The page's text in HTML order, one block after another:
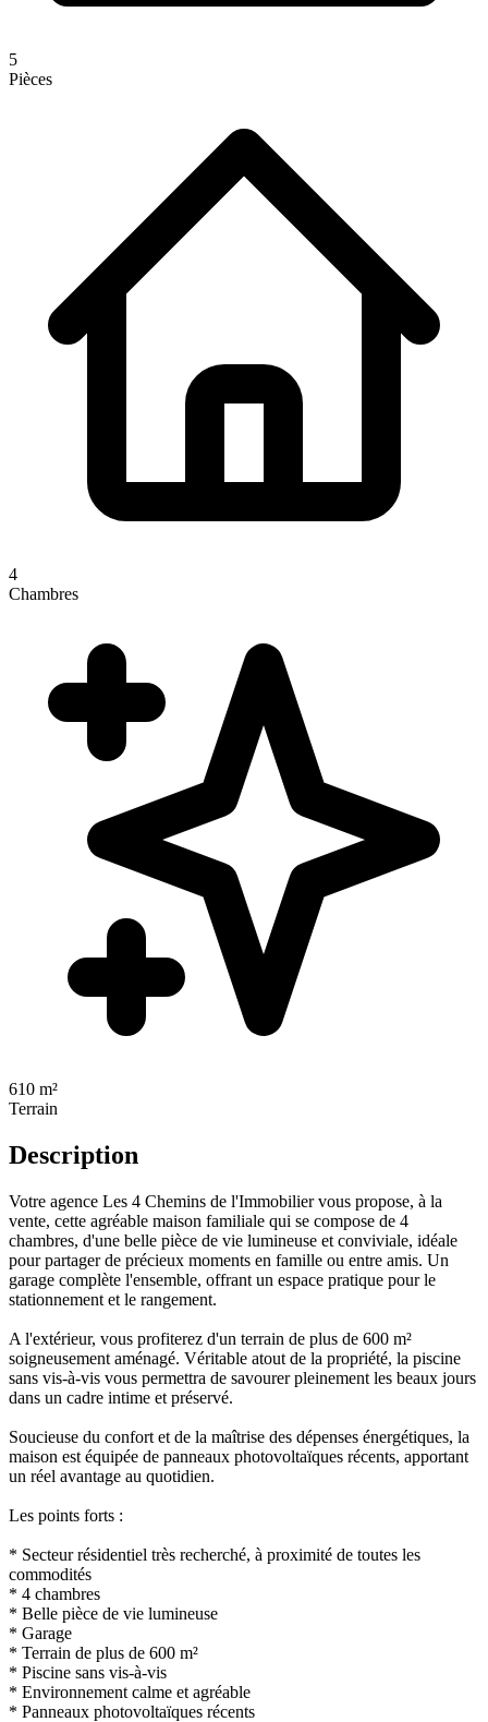
5
Pièces
4
Chambres
610 m²
Terrain
Description
Votre agence Les 4 Chemins de l'Immobilier vous propose, à la
vente, cette agréable maison familiale qui se compose de 4
chambres, d'une belle pièce de vie lumineuse et conviviale, idéale
pour partager de précieux moments en famille ou entre amis. Un
garage complète l'ensemble, offrant un espace pratique pour le
stationnement et le rangement.
A l'extérieur, vous profiterez d'un terrain de plus de 600 m²
soigneusement aménagé. Véritable atout de la propriété, la piscine
sans vis-à-vis vous permettra de savourer pleinement les beaux jours
dans un cadre intime et préservé.
Soucieuse du confort et de la maîtrise des dépenses énergétiques, la
maison est équipée de panneaux photovoltaïques récents, apportant
un réel avantage au quotidien.
Les points forts :
* Secteur résidentiel très recherché, à proximité de toutes les
commodités
* 4 chambres
* Belle pièce de vie lumineuse
* Garage
* Terrain de plus de 600 m²
* Piscine sans vis-à-vis
* Environnement calme et agréable
* Panneaux photovoltaïques récents